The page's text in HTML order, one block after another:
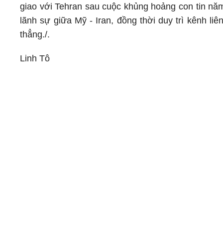
giao với Tehran sau cuộc khủng hoảng con tin
lãnh sự giữa Mỹ - Iran, đồng thời duy trì kênh
thẳng./.
Linh Tô